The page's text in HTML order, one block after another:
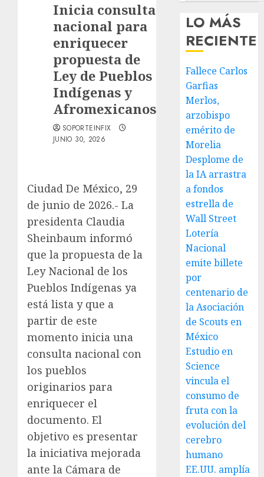
Inicia consulta
nacional para
enriquecer
propuesta de
Ley de Pueblos
Indígenas y
Afromexicanos
SOPORTEINFIX
JUNIO 30, 2026
Ciudad De México, 29
de junio de 2026.- La
presidenta Claudia
Sheinbaum informó
que la propuesta de la
Ley Nacional de los
Pueblos Indígenas ya
está lista y que a
partir de este
momento inicia una
consulta nacional con
los pueblos
originarios para
enriquecer el
documento. El
objetivo es presentar
la iniciativa mejorada
ante la Cámara de
LO MÁS
RECIENTE
Fallece Carlos
Garfias
Merlos,
arzobispo
emérito de
Morelia
Desplome de
la IA arrastra
a fondos
estrella de
Wall Street
Lotería
Nacional
emite billete
por
centenario de
la Asociación
de Scouts en
México
Estudio en
Science
vincula el
consumo de
fruta con la
evolución del
cerebro
humano
EE.UU. amplía